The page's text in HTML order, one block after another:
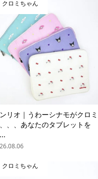
クロミちゃん
リオ｜うわーシナモがクロミ
、、あなたのタブレットを
クロミちゃん